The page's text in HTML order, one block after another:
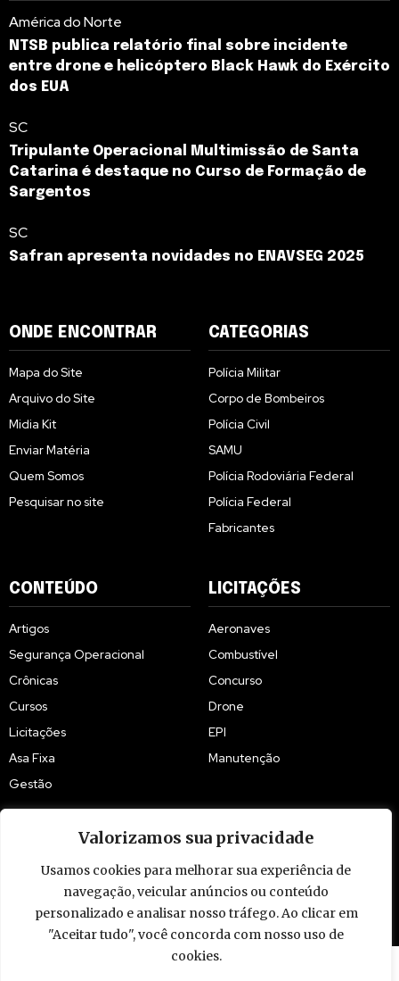
Valorizamos sua privacidade
Usamos cookies para melhorar sua experiência de
navegação, veicular anúncios ou conteúdo
personalizado e analisar nosso tráfego. Ao clicar em
"Aceitar tudo", você concorda com nosso uso de
cookies.
América do Norte
NTSB publica relatório final sobre incidente
entre drone e helicóptero Black Hawk do Exército
dos EUA
SC
Tripulante Operacional Multimissão de Santa
Catarina é destaque no Curso de Formação de
Sargentos
SC
Safran apresenta novidades no ENAVSEG 2025
ONDE ENCONTRAR
Mapa do Site
Arquivo do Site
Midia Kit
Enviar Matéria
Quem Somos
Pesquisar no site
CATEGORIAS
Polícia Militar
Corpo de Bombeiros
Polícia Civil
SAMU
Polícia Rodoviária Federal
Polícia Federal
Fabricantes
CONTEÚDO
Artigos
Segurança Operacional
Crônicas
Cursos
Licitações
Asa Fixa
Gestão
LICITAÇÕES
Aeronaves
Combustível
Concurso
Drone
EPI
Manutenção
© 2009 - 2026 Piloto Policial. Todos os direitos reservados. Brasil.